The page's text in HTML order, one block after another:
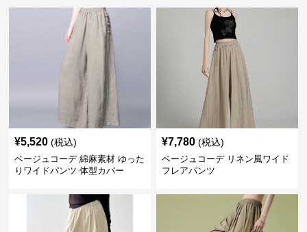
¥5,520 (税込)
ベージュコーデ 綿麻素材 ゆった
りワイドパンツ 体型カバー
¥7,780 (税込)
ベージュコーデ リネン風ワイド
フレアパンツ